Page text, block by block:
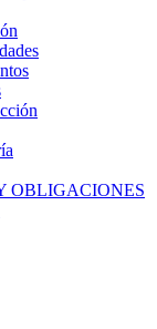
OBLIGACIONES